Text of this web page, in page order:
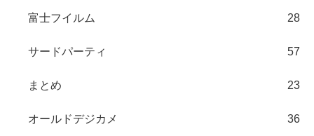
富士フイルム 28
サードパーティ 57
まとめ 23
オールドデジカメ 36